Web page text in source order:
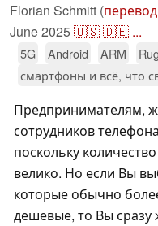
Florian Schmitt (перевод
June 2025🇺🇸🇩🇪 ...
5G Android ARM
смартфоны и всё, что
Предпринимателям,
сотрудников
поскольку
велико. Но если Вы
которые обычно
дешевые, то Вы сразу